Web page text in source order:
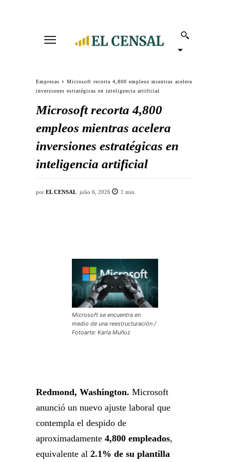
Empresas
Microsoft recorta 4,800 empleos mientras acelera
inversiones estratégicas en inteligencia artificial
Microsoft recorta 4,800
empleos mientras acelera
inversiones estratégicas en
inteligencia artificial
por EL CENSAL julio 6, 2026 1 min.
Microsoft se encuentra en
medio de una reestructuración /
Fotoarte: Karla Muñoz
Redmond, Washington. Microsoft
anunció un nuevo ajuste laboral que
contempla el despido de
aproximadamente 4,800 empleados,
equivalente al 2.1% de su plantilla